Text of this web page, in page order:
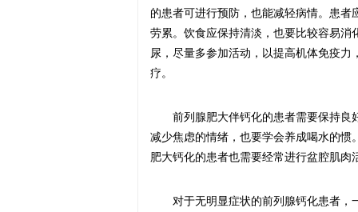
的患者可进行预防，也能减轻病情。患
劳累。饮食应保持清淡，也要比较容易
尿，尽量多参加活动，以提高机体免疫
疗。
前列腺肥大伴钙化的患者需要保持良
减少焦虑的情绪，也要学会养成喝水的
肥大钙化的患者也需要经常进行盆腔肌
对于无明显症状的前列腺钙化患者